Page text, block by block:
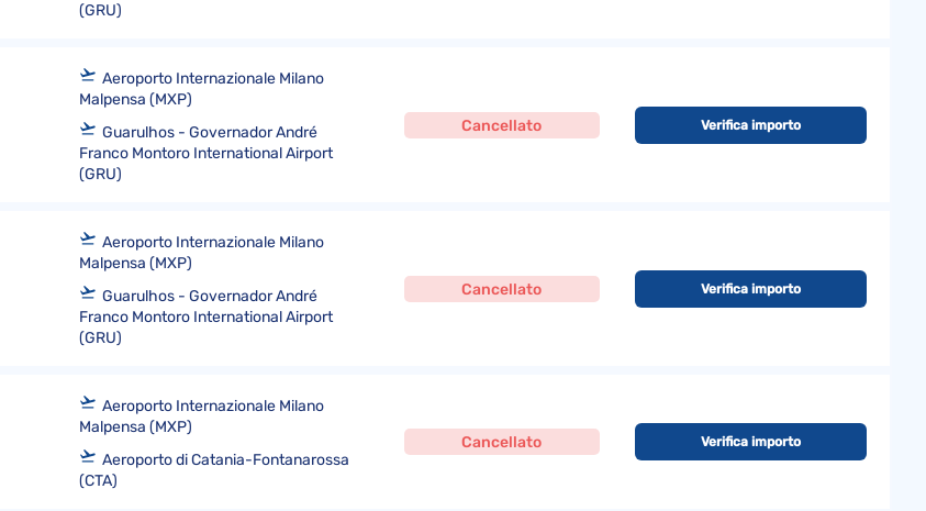
(GRU)
Aeroporto Internazionale Milano
Malpensa (MXP)
Guarulhos - Governador André
Franco Montoro International Airport
(GRU)
Cancellato Verifica importo
Aeroporto Internazionale Milano
Malpensa (MXP)
Guarulhos - Governador André
Franco Montoro International Airport
(GRU)
Cancellato Verifica importo
Aeroporto Internazionale Milano
Malpensa (MXP)
Aeroporto di Catania-Fontanarossa
(CTA)
Cancellato Verifica importo